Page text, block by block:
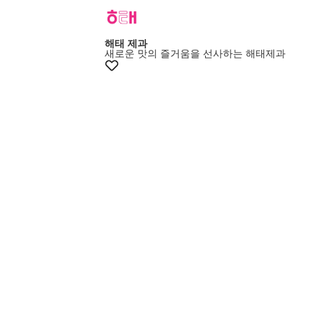
해태 제과
새로운 맛의 즐거움을 선사하는 해태제과